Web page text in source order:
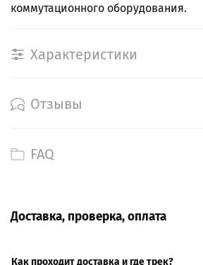
коммутационного оборудования.
Характеристики
Отзывы
FAQ
Доставка, проверка, оплата
Как проходит доставка и где трек?